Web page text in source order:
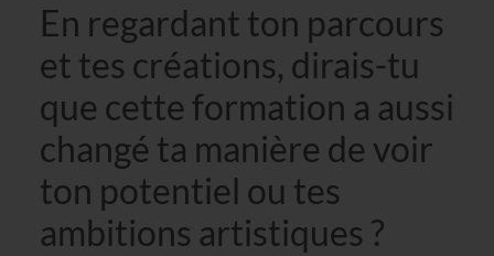
En regardant ton parcours
et tes créations, dirais-tu
que cette formation a aussi
changé ta manière de voir
ton potentiel ou tes
ambitions artistiques ?